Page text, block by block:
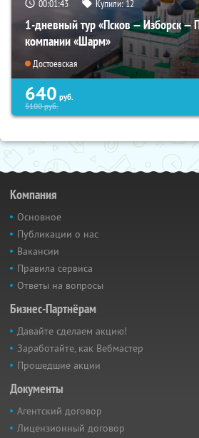
00:01:42 Купили:12
1-дневный тур «Псков — Изборск —
компании «Шарм»
Достоевская
640 руб.
5100руб.
Компания
Основное
Публикации о нас
Вакансии
Правила сервиса
Ответы на вопросы
Бизнес-Партнёрам
Давайте сделаем акцию!
Заработайте, как Вебмастер
Прошедшие акции
Документы
Агентский договор
Лицензионный договор